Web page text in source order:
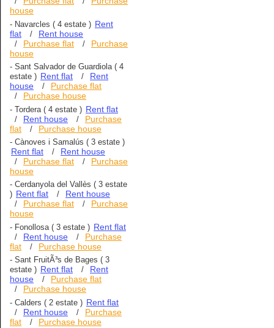
house
- Navarcles ( 4 estate ) Rent
flat
/ Rent house
/ Purchase flat /
Purchase
house
- Sant Salvador de Guardiola( 4
estate ) Rent flat /
Rent
house
/ Purchase flat
/ Purchase house
- Tordera( 4 estate ) Rent flat
/ Rent house /
Purchase
flat
/ Purchase house
- Cànoves i Samalús ( 3 estate )
Rent flat / Rent house
/ Purchase flat /
Purchase
house
- Cerdanyola del Vallès ( 3 estate
) Rent flat / Rent house
/ Purchase flat /
Purchase
house
- Fonollosa( 3 estate ) Rent flat
/ Rent house /
Purchase
flat
/ Purchase house
- Sant FruitÃ³s de Bages ( 3
estate ) Rent flat /
Rent
house
/ Purchase flat
/ Purchase house
- Calders ( 2 estate ) Rent flat
/ Rent house /
Purchase
flat
/ Purchase house